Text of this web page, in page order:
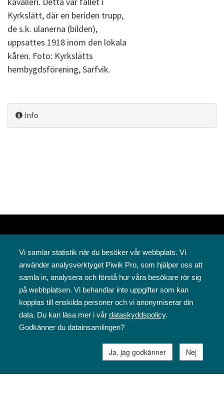
Kyrkslätt, där en beriden trupp,
de s.k. ulanerna (bilden),
uppsattes 1918 inom den lokala
kåren. Foto: Kyrkslätts
hembygdsförening, Sarfvik.
Info
Svenska folkskolans vänner rf
Annegatan 12
00120 Helsingfors
09 6844 570
sfv@sfv.fi
Vi samlar statistik när du besöker vår webbplats. Vi
använder analysverktyget Piwik Pro, som hjälper oss att
samla in, analysera och förstå hur våra besökare rör sig
på webbplatsen. Vi behandlar inte uppgifter som kan
kopplas till enskilda personer och vi anonymiserar din
data. Du kan läsa mer i vår dataskyddspolicy.
Godkänner du datainsamlingen?
Ja, jag godkänner Nej